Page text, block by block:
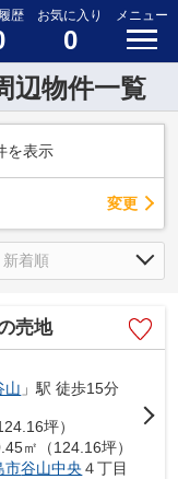
歴 お気に入り
0
メニュー
辺物件一覧
を表示
変更
売地
山 」駅 徒歩15分
坪）
㎡（124.16坪）
市谷山中央 ４丁目